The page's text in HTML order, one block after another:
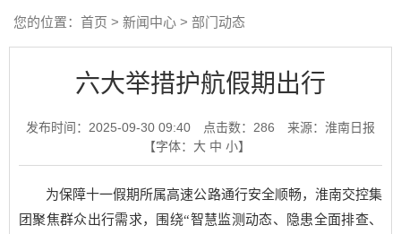
您的位置： 首页 > 新闻中心 > 部门动态
六大举措护航假期出行
发布时间：2025-09-30 09:40 点击数： 286
来源：淮南日报
【字体： 大 中 小】
为保障十一假期所属高速公路通行安全顺畅，淮南交控集
团聚焦群众出行需求，围绕“智慧监测动态、隐患全面排查、